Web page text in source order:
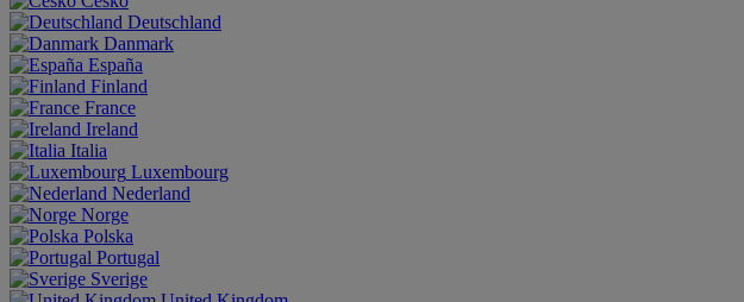
Deutschland
Danmark
España
Finland
France
Ireland
Italia
Luxembourg
Nederland
Norge
Polska
Portugal
Sverige